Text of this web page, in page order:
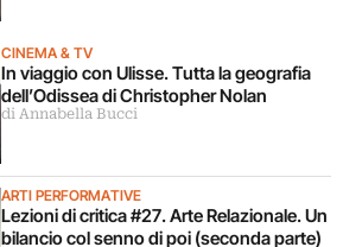
CINEMA & TV
In viaggio con Ulisse. Tutta la geografia
dell’Odissea di Christopher Nolan
di Annabella Bucci
ARTI PERFORMATIVE
Lezioni di critica #27. Arte Relazionale. Un
bilancio col senno di poi (seconda parte)